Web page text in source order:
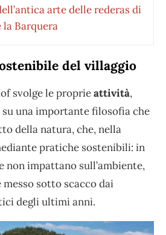
arte delle rederas di
la Barquera
del villaggio
svolge le proprieattività,
una importante filosofia che
della natura, che, nella
pratiche sostenibili: in
non impattano sull’ambiente,
sotto scacco dai
degli ultimi anni.